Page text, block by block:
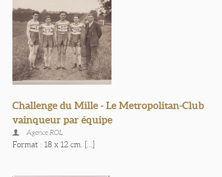
Challenge du Mille - Le Metropolitan-Club
vainqueur par équipe
Agence ROL
Format : 18 x 12 cm. [...]